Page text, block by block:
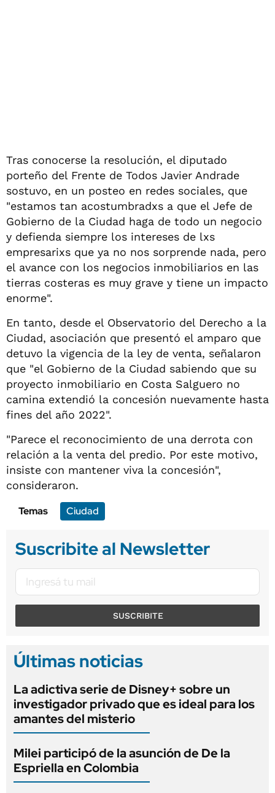
Tras conocerse la resolución, el diputado
porteño del Frente de Todos Javier Andrade
sostuvo, en un posteo en redes sociales, que
"estamos tan acostumbradxs a que el Jefe de
Gobierno de la Ciudad haga de todo un negocio
y defienda siempre los intereses de lxs
empresarixs que ya no nos sorprende nada, pero
el avance con los negocios inmobiliarios en las
tierras costeras es muy grave y tiene un impacto
enorme".
En tanto, desde el Observatorio del Derecho a la
Ciudad, asociación que presentó el amparo que
detuvo la vigencia de la ley de venta, señalaron
que "el Gobierno de la Ciudad sabiendo que su
proyecto inmobiliario en Costa Salguero no
camina extendió la concesión nuevamente hasta
fines del año 2022".
"Parece el reconocimiento de una derrota con
relación a la venta del predio. Por este motivo,
insiste con mantener viva la concesión",
consideraron.
Temas
Ciudad
Suscribite al Newsletter
SUSCRIBITE
Últimas noticias
La adictiva serie de Disney+ sobre un
investigador privado que es ideal para los
amantes del misterio
Milei participó de la asunción de De la
Espriella en Colombia